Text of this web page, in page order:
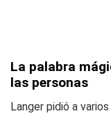
La palabra
las personas
Langer pidió a